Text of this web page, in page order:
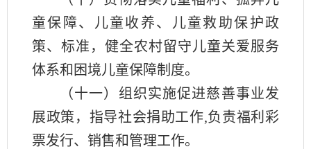
童保障、儿童收养、儿童救助保护政
策、标准，健全农村留守儿童关爱服务
体系和困境儿童保障制度。
（十一）组织实施促进慈善事业发
展政策，指导社会捐助工作,负责福利彩
票发行、销售和管理工作。